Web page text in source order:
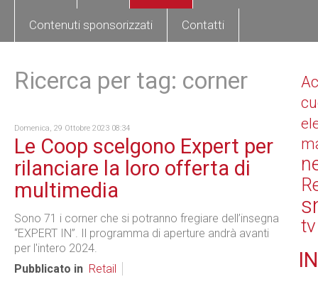
Contenuti sponsorizzati Contatti
Ricerca per tag: corner
Domenica, 29 Ottobre 2023 08:34
Le Coop scelgono Expert per
rilanciare la loro offerta di
multimedia
Sono 71 i corner che si potranno fregiare dell’insegna
“EXPERT IN”. Il programma di aperture andrà avanti
per l'intero 2024.
Pubblicato in Retail
tv
IN